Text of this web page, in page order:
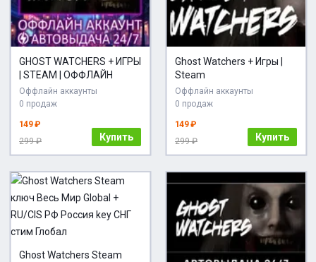
GHOST WATCHERS + ИГРЫ
| STEAM | ОФФЛАЙН
Оффлайн аккаунты
0 продаж
149 ₽
299 ₽
Купить
Ghost Watchers + Игры |
Steam
Оффлайн аккаунты
0 продаж
149 ₽
299 ₽
Купить
Ghost Watchers Steam